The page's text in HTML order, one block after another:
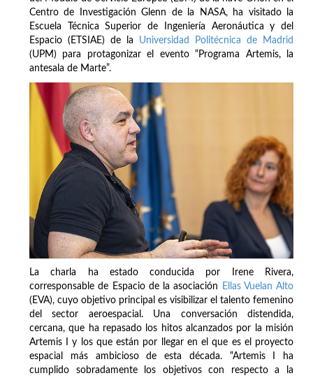
Centro de Investigación Glenn de la NASA, ha visitado la
Escuela Técnica Superior de Ingeniería Aeronáutica y del
Espacio (ETSIAE) de la Universidad Politécnica de Madrid
(UPM) para protagonizar el evento “Programa Artemis, la
antesala de Marte”.
La charla ha estado conducida por Irene Rivera,
corresponsable de Espacio de la asociación
Ellas Vuelan Alto
(EVA), cuyo objetivo principal es visibilizar el talento femenino
del sector aeroespacial. Una conversación distendida,
cercana, que ha repasado los hitos alcanzados por la misión
Artemis I y los que están por llegar en el que es el proyecto
espacial más ambicioso de esta década. “Artemis I ha
cumplido sobradamente los objetivos con respecto a la